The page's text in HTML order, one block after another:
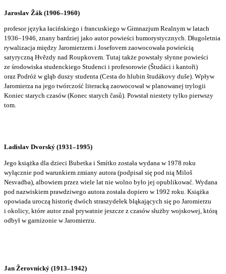
Jaroslav Žák (1906–1960)
profesor języka łacińskiego i francuskiego w Gimnazjum Realnym w latach
1936–1946, znany bardziej jako autor powieści humorystycznych. Długoletnia
rywalizacja między Jaromierzem i Josefovem zaowocowała powieścią
satyryczną Hvězdy nad Roupkovem. Tutaj także powstały słynne powieści
ze środowiska studenckiego Studenci i profesorowie (Študáci i kantoři)
oraz Podróż w głąb duszy studenta (Cesta do hlubin študákovy duše). Wpływ
Jaromierza na jego twórczość literacką zaowocował w planowanej trylogii
Koniec starych czasów (Konec starych časů). Powstał niestety tylko pierwszy
tom.
Ladislav Dvorský (1931–1995)
Jego książka dla dzieci Bubetka i Smítko została wydana w 1978 roku
wyłącznie pod warunkiem zmiany autora (podpisał się pod nią Miloš
Nesvadba), albowiem przez wiele lat nie wolno było jej opublikować. Wydana
pod nazwiskiem prawdziwego autora została dopiero w 1992 roku. Książka
opowiada uroczą historię dwóch straszydełek błąkających się po Jaromierzu
i okolicy, które autor znał prywatnie jeszcze z czasów służby wojskowej, którą
odbył w garnizonie w Jaromierzu.
Jan Žerovnický (1913–1942)